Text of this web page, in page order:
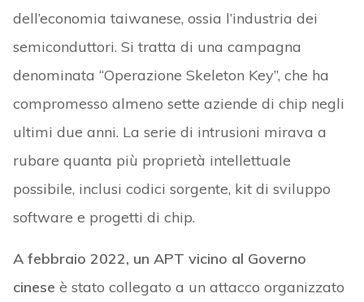
dell’economia taiwanese, ossia l’industria dei
semiconduttori. Si tratta di una campagna
denominata “Operazione Skeleton Key”, che ha
compromesso almeno sette aziende di chip negli
ultimi due anni. La serie di intrusioni mirava a
rubare quanta più proprietà intellettuale
possibile, inclusi codici sorgente, kit di sviluppo
software e progetti di chip.
A febbraio 2022, un APT vicino al Governo
cinese è stato collegato a un attacco organizzato